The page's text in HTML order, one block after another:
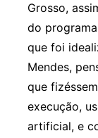
Grosso,
do
que foi
Mendes,
que
execução,
artificial, e